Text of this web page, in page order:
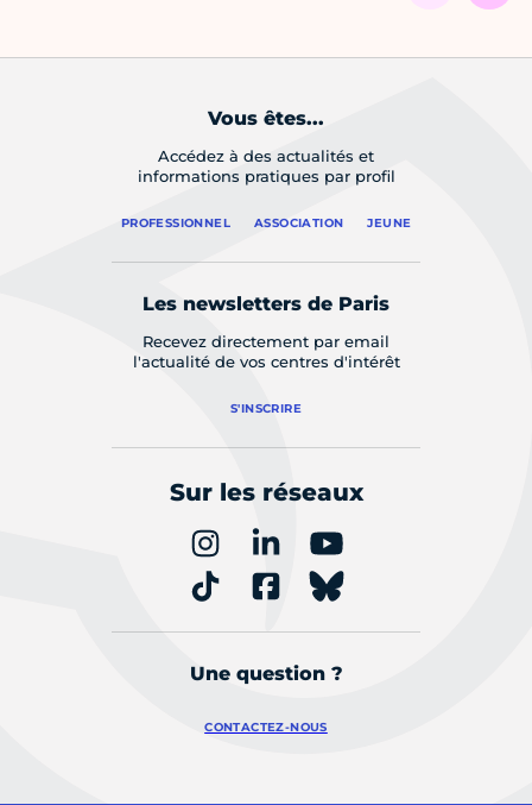
Vous êtes...
Accédez à des actualités et
informations pratiques par profil
PROFESSIONNEL ASSOCIATION JEUNE
Les newsletters de Paris
Recevez directement par email
l'actualité de vos centres d'intérêt
S'INSCRIRE
Sur les réseaux
Une question ?
CONTACTEZ-NOUS